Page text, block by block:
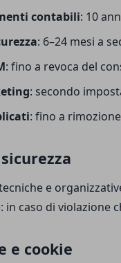
contabili: 10
: 6–24 mesi a
: fino a revoca del
: secondo
: fino a
e
in caso di violazione
e cookie